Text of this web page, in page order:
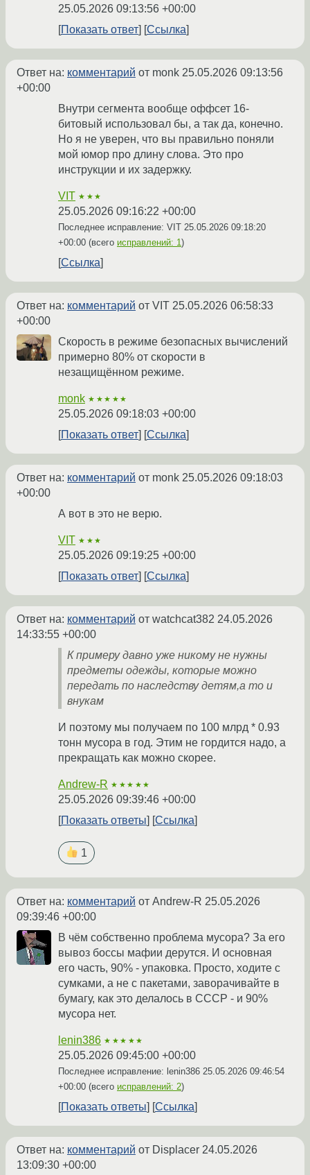
25.05.2026 09:13:56 +00:00
Показать ответ
Ссылка
Ответ на: комментарий от monk 25.05.2026 09:13:56
+00:00
Внутри сегмента вообще оффсет 16-
битовый использовал бы, а так да, конечно.
Но я не уверен, что вы правильно поняли
мой юмор про длину слова. Это про
инструкции и их задержку.
VIT ★★★
25.05.2026 09:16:22 +00:00
Последнее исправление: VIT 25.05.2026 09:18:20
+00:00 (всего исправлений: 1)
Ссылка
Ответ на: комментарий от VIT 25.05.2026 06:58:33
+00:00
Скорость в режиме безопасных вычислений
примерно 80% от скорости в
незащищённом режиме.
monk ★★★★★
25.05.2026 09:18:03 +00:00
Показать ответ
Ссылка
Ответ на: комментарий от monk 25.05.2026 09:18:03
+00:00
А вот в это не верю.
VIT ★★★
25.05.2026 09:19:25 +00:00
Показать ответ
Ссылка
Ответ на: комментарий от watchcat382 24.05.2026
14:33:55 +00:00
К примеру давно уже никому не нужны
предметы одежды, которые можно
передать по наследству детям,а то и
внукам
И поэтому мы получаем по 100 млрд * 0.93
тонн мусора в год. Этим не гордится надо, а
прекращать как можно скорее.
Andrew-R ★★★★★
25.05.2026 09:39:46 +00:00
Показать ответы
Ссылка
1
Ответ на: комментарий от Andrew-R 25.05.2026
09:39:46 +00:00
В чём собственно проблема мусора? За его
вывоз боссы мафии дерутся. И основная
его часть, 90% - упаковка. Просто, ходите с
сумками, а не с пакетами, заворачивайте в
бумагу, как это делалось в СССР - и 90%
мусора нет.
lenin386 ★★★★★
25.05.2026 09:45:00 +00:00
Последнее исправление: lenin386 25.05.2026 09:46:54
+00:00 (всего исправлений: 2)
Показать ответы Ссылка
Ответ на: комментарий от Displacer 24.05.2026
13:09:30 +00:00